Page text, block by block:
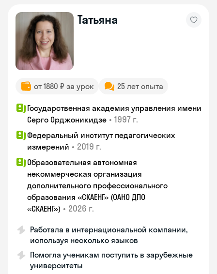
Татьяна
от 1880 ₽ за урок 25 лет опыта
Государственная академия управления имени
Серго Орджоникидзе • 1997 г.
Федеральный институт педагогических
измерений • 2019 г.
Образовательная автономная
некоммерческая организация
дополнительного профессионального
образования «СКАЕНГ» (ОАНО ДПО
«СКАЕНГ») • 2026 г.
Работала в интернациональной компании,
используя несколько языков
Помогла ученикам поступить в зарубежные
университеты